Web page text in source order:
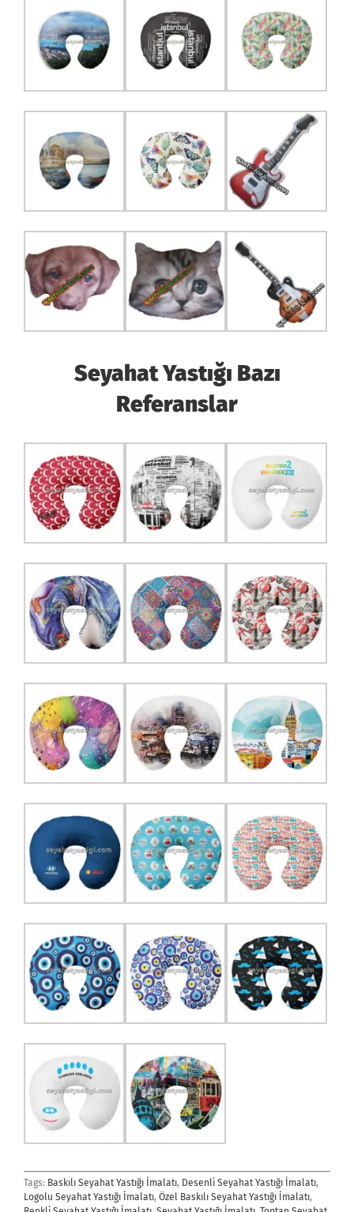
Seyahat Yastığı Bazı
Referanslar
Tags: Baskılı Seyahat Yastığı İmalatı, Desenli Seyahat Yastığı İmalatı,
Logolu Seyahat Yastığı İmalatı, Özel Baskılı Seyahat Yastığı İmalatı,